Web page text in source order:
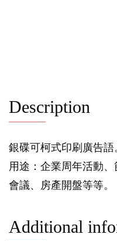
Description
銀碟可柯式印刷廣告語
用途：企業周年活動、
會議、房產開盤等等。
Additional